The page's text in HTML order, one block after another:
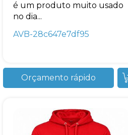
é um produto muito usado
no dia...
AVB-28c647e7df95
Orçamento rápido